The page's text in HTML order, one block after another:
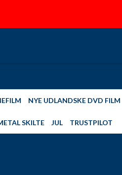
DIN KONTO
NYE UDLANDSKE DVD FILM
SKILTE JUL TRUSTPILOT